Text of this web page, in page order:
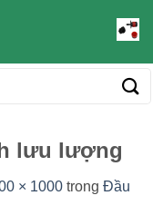
lưu lượng
× 1000 trong Đầu